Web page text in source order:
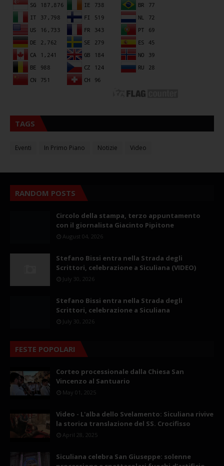
TAGS
Eventi In Primo Piano Notizie Video
RANDOM POSTS
Circolo della stampa, terzo appuntamento
con il giornalista Giacinto Pipitone
August 04, 2026
Stefano Bissi entra nella Strada degli
Scrittori, celebrazione a Siculiana (VIDEO)
July 30, 2026
Stefano Bissi entra nella Strada degli
Scrittori, celebrazione a Siculiana
July 30, 2026
FESTE POPOLARI
Corteo processionale dalla Chiesa San
Vincenzo al Santuario
May 01, 2025
Video - L'alba dello Svelamento: Siculiana rivive
la storica translazione del SS. Crocifisso
April 28, 2025
Siculiana celebra San Giuseppe: solenne